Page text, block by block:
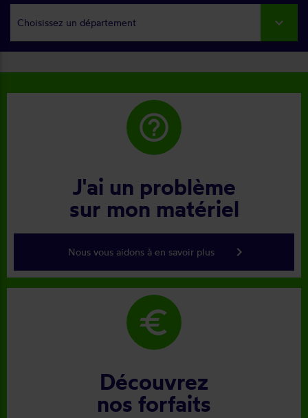
Choisissez un département
help_outline
J'ai un problème
sur mon matériel
Nous vous aidons à en savoir plus keyboard_arrow_right
euro
Découvrez
nos forfaits